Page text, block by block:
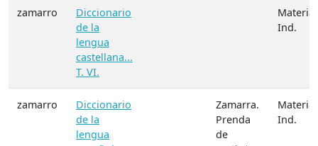
zamarro
Diccionario
de la
lengua
castellana...
T. VI.
Materia:
Ind.
zamarro
Diccionario
de la
lengua
Zamarra.
Prenda
de
Materia:
Ind.